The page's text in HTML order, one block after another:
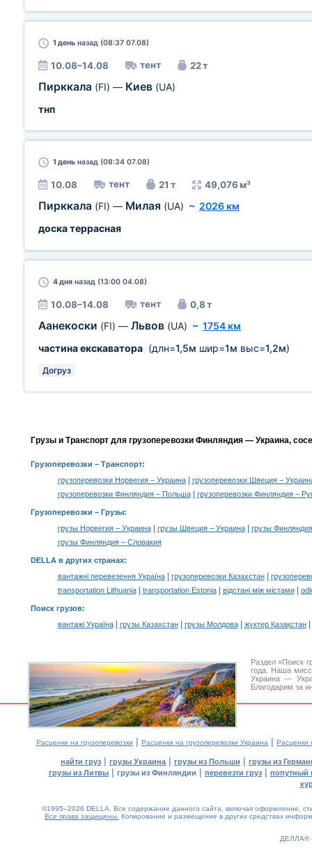
1 день назад (08:37 07.08)
10.08–14.08 тент 22 т
Пирккала (FI) — Киев (UA)
тнп
1 день назад (08:34 07.08)
10.08 тент 21 т 49,076 м³
Пирккала (FI) — Милая (UA) ~ 2026 км
доска террасная
4 дня назад (13:00 04.08)
10.08–14.08 тент 0,8 т
Аанекоски (FI) — Львов (UA) ~ 1754 км
частина екскаватора (длн=1,5м шир=1м выс=1,2м)
Догруз
Грузы и Транспорт для грузоперевозки Финляндия — Украина,
Грузоперевозки – Транспорт:
грузоперевозки Норвегия – Украина|
грузоперевозки Швеция –
грузоперевозки Финляндия – Польша| грузоперевозки Финляндия –
Грузоперевозки – Грузы:
грузы Норвегия – Украина| грузы Швеция – Украина|
грузы
грузы Финляндия – Словакия
DELLA в других странах:
вантажні перевезення Україна| грузоперевозки Казахстан|
transportation Lithuania| transportation Estonia| відстані між містами|
Поиск грузов:
вантажі Україна| грузы Казахстан| грузы Молдова| жүктер Қазақстан|
Раздел «Поиск
года. Наша
Украина —
Благодарим за
Расценки на грузоперевозки | Расценки на грузоперевозки Украина | Расценки
найти груз | грузы Украина | грузы из Польши | грузы из
грузы из Литвы | грузы из Финляндии | перевезти груз | попутный
©1995–2026 DELLA. Все содержание данного сайта, включая оформление,
Все права защищены. Копирование и размещение в других средствах